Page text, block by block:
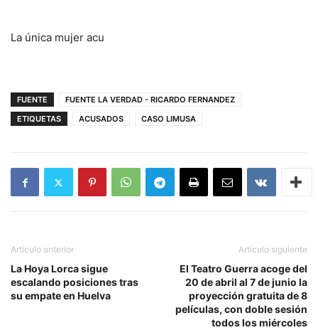
La única mujer acu
FUENTE
FUENTE LA VERDAD - RICARDO FERNANDEZ
ETIQUETAS
ACUSADOS CASO LIMUSA
Artículo anterior
La Hoya Lorca sigue
escalando posiciones tras
su empate en Huelva
Artículo siguiente
El Teatro Guerra acoge del
20 de abril al 7 de junio la
proyección gratuita de 8
películas, con doble sesión
todos los miércoles